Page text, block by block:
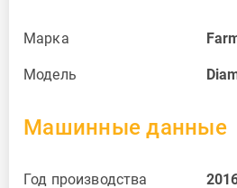
Марка
Модель
Машинные данные
Год производства